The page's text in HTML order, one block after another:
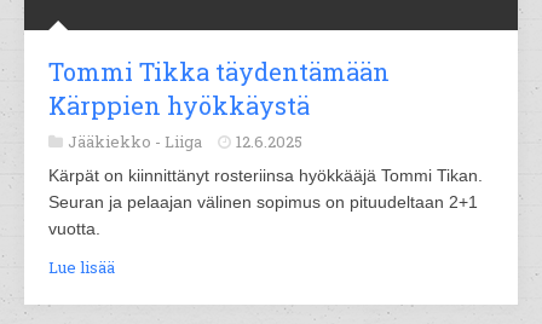
Tommi Tikka täydentämään
Kärppien hyökkäystä
Jääkiekko - Liiga 12.6.2025
Kärpät on kiinnittänyt rosteriinsa hyökkääjä Tommi Tikan.
Seuran ja pelaajan välinen sopimus on pituudeltaan 2+1
vuotta.
Lue lisää